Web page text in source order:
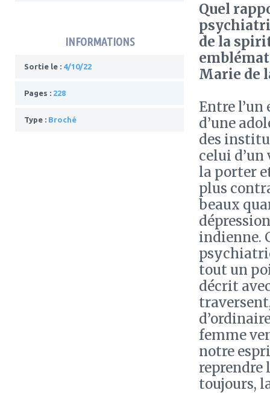
INFORMATIONS
Sortie le : 4/10/22
Pages : 228
Type : Broché
Quel
de la
Marie de
Entre l’un
d’une
des
celui d’un
la porter
plus
beaux
indienne.
tout un
décrit
femme
notre
reprendre
toujours,